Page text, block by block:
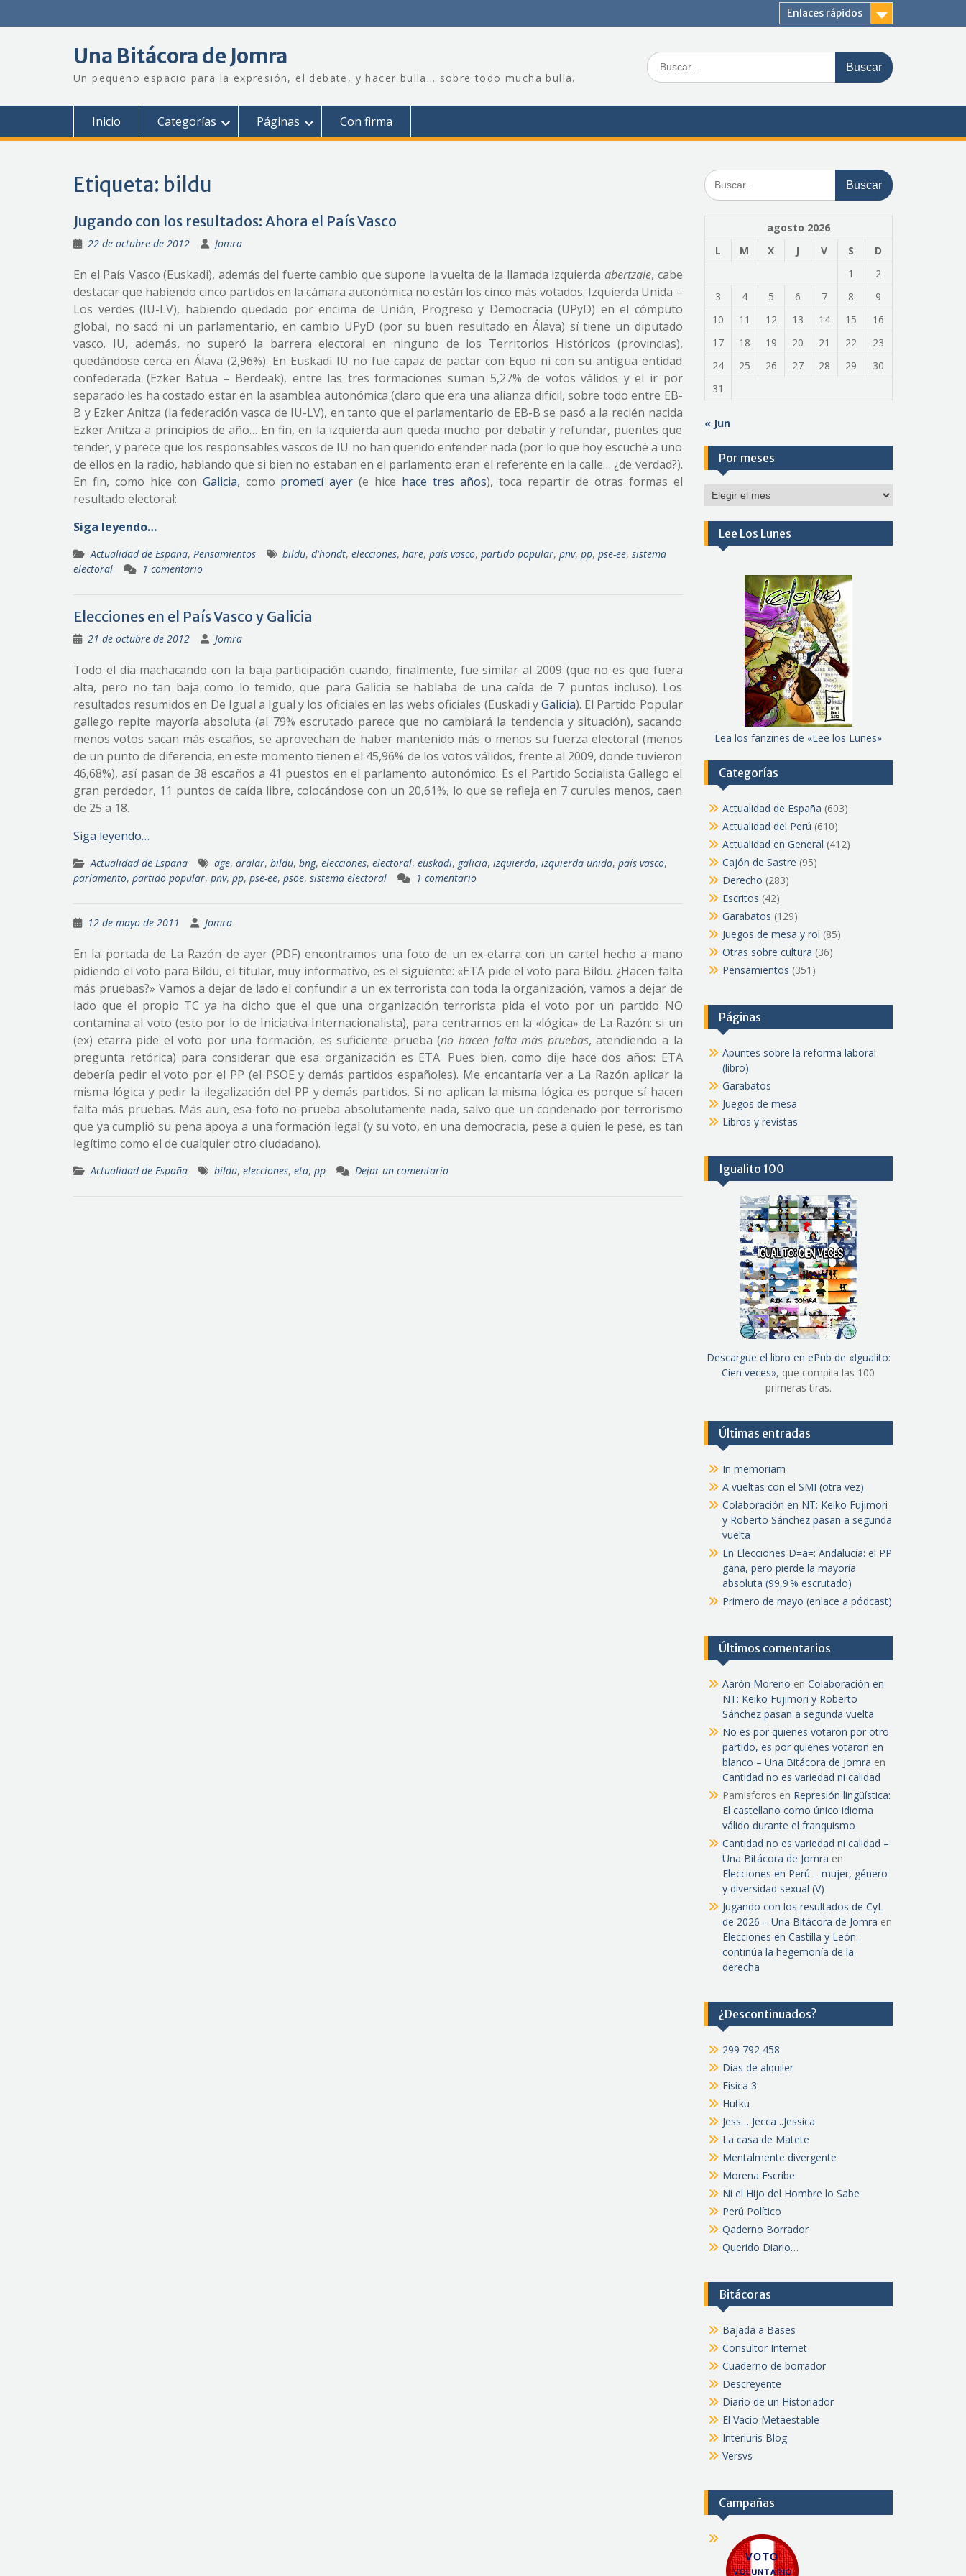
Enlaces rápidos
Una Bitácora de Jomra
Un pequeño espacio para la expresión, el debate, y hacer bulla… sobre todo mucha bulla.
Buscar:
Inicio Categorías Páginas Con firma
Etiqueta: bildu
Jugando con los resultados: Ahora el País Vasco
22 de octubre de 2012 Jomra
En el País Vasco (Euskadi), además del fuerte cambio que supone la vuelta de la llamada izquierda abertzale, cabe
destacar que habiendo cinco partidos en la cámara autonómica no están los cinco más votados. Izquierda Unida –
Los verdes (IU-LV), habiendo quedado por encima de Unión, Progreso y Democracia (UPyD) en el cómputo
global, no sacó ni un parlamentario, en cambio UPyD (por su buen resultado en Álava) sí tiene un diputado
vasco. IU, además, no superó la barrera electoral en ninguno de los Territorios Históricos (provincias),
quedándose cerca en Álava (2,96%). En Euskadi IU no fue capaz de pactar con Equo ni con su antigua entidad
confederada (Ezker Batua – Berdeak), entre las tres formaciones suman 5,27% de votos válidos y el ir por
separado les ha costado estar en la asamblea autonómica (claro que era una alianza difícil, sobre todo entre EB-
B y Ezker Anitza (la federación vasca de IU-LV), en tanto que el parlamentario de EB-B se pasó a la recién nacida
Ezker Anitza a principios de año… En fin, en la izquierda aun queda mucho por debatir y refundar, puentes que
tender, y parece que los responsables vascos de IU no han querido entender nada (por lo que hoy escuché a uno
de ellos en la radio, hablando que si bien no estaban en el parlamento eran el referente en la calle… ¿de verdad?).
En fin, como hice con Galicia, como prometí ayer (e hice hace tres años), toca repartir de otras formas el
resultado electoral:
Siga leyendo…
Actualidad de España, Pensamientos bildu, d'hondt, elecciones, hare, país vasco, partido popular, pnv, pp, pse-ee, sistema
electoral
1 comentario
Elecciones en el País Vasco y Galicia
21 de octubre de 2012 Jomra
Todo el día machacando con la baja participación cuando, finalmente, fue similar al 2009 (que no es que fuera
alta, pero no tan baja como lo temido, que para Galicia se hablaba de una caída de 7 puntos incluso). Los
resultados resumidos en De Igual a Igual y los oficiales en las webs oficiales (Euskadi yGalicia). El Partido Popular
gallego repite mayoría absoluta (al 79% escrutado parece que no cambiará la tendencia y situación), sacando
menos votos sacan más escaños, se aprovechan de haber mantenido más o menos su fuerza electoral (menos
de un punto de diferencia, en este momento tienen el 45,96% de los votos válidos, frente al 2009, donde tuvieron
46,68%), así pasan de 38 escaños a 41 puestos en el parlamento autonómico. Es el Partido Socialista Gallego el
gran perdedor, 11 puntos de caída libre, colocándose con un 20,61%, lo que se refleja en 7 curules menos, caen
de 25 a 18.
Siga leyendo…
Actualidad de España age, aralar, bildu, bng, elecciones, electoral, euskadi, galicia, izquierda, izquierda unida, país vasco,
parlamento, partido popular, pnv, pp, pse-ee, psoe, sistema electoral 1 comentario
12 de mayo de 2011 Jomra
En la portada de La Razón de ayer (PDF) encontramos una foto de un ex-etarra con un cartel hecho a mano
pidiendo el voto para Bildu, el titular, muy informativo, es el siguiente: «ETA pide el voto para Bildu. ¿Hacen falta
más pruebas?» Vamos a dejar de lado el confundir a un ex terrorista con toda la organización, vamos a dejar de
lado que el propio TC ya ha dicho que el que una organización terrorista pida el voto por un partido NO
contamina al voto (esto por lo de Iniciativa Internacionalista), para centrarnos en la «lógica» de La Razón: si un
(ex) etarra pide el voto por una formación, es suficiente prueba (no hacen falta más pruebas, atendiendo a la
pregunta retórica) para considerar que esa organización es ETA. Pues bien, como dije hace dos años: ETA
debería pedir el voto por el PP (el PSOE y demás partidos españoles). Me encantaría ver a La Razón aplicar la
misma lógica y pedir la ilegalización del PP y demás partidos. Si no aplican la misma lógica es porque sí hacen
falta más pruebas. Más aun, esa foto no prueba absolutamente nada, salvo que un condenado por terrorismo
que ya cumplió su pena apoya a una formación legal (y su voto, en una democracia, pese a quien le pese, es tan
legítimo como el de cualquier otro ciudadano).
Actualidad de España bildu, elecciones, eta, pp Dejar un comentario
Buscar:
agosto 2026
L
M X J V S
D
1
2
3
4 5 6 7 8
9
10
11 12 13 14 15
16
17
18 19 20 21 22
23
24
25 26 27 28 29
30
31
« Jun
Por meses
Por
Lee Los Lunes
Lea los fanzines de «Lee los Lunes»
Categorías
Actualidad de España (603)
Actualidad del Perú (610)
Actualidad en General (412)
Cajón de Sastre (95)
Derecho (283)
Escritos (42)
Garabatos (129)
Juegos de mesa y rol (85)
Otras sobre cultura (36)
Pensamientos (351)
Páginas
Apuntes sobre la reforma laboral
(libro)
Garabatos
Juegos de mesa
Libros y revistas
Igualito 100
Descargue el libro en ePub de «Igualito:
Cien veces», que compila las 100
primeras tiras.
Últimas entradas
In memoriam
A vueltas con el SMI (otra vez)
Colaboración en NT: Keiko Fujimori
y Roberto Sánchez pasan a segunda
vuelta
En Elecciones D=a=: Andalucía: el PP
gana, pero pierde la mayoría
absoluta (99,9 % escrutado)
Primero de mayo (enlace a pódcast)
Últimos comentarios
Aarón Moreno en Colaboración en
NT: Keiko Fujimori y Roberto
Sánchez pasan a segunda vuelta
No es por quienes votaron por otro
partido, es por quienes votaron en
blanco – Una Bitácora de Jomra en
Cantidad no es variedad ni calidad
Pamisforos en Represión lingüística:
El castellano como único idioma
válido durante el franquismo
Cantidad no es variedad ni calidad –
Una Bitácora de Jomra en
Elecciones en Perú – mujer, género
y diversidad sexual (V)
Jugando con los resultados de CyL
de 2026 – Una Bitácora de Jomra en
Elecciones en Castilla y León:
continúa la hegemonía de la
derecha
¿Descontinuados?
299 792 458
Días de alquiler
Física 3
Hutku
Jess… Jecca ..Jessica
La casa de Matete
Mentalmente divergente
Morena Escribe
Ni el Hijo del Hombre lo Sabe
Perú Político
Qaderno Borrador
Querido Diario…
Bitácoras
Bajada a Bases
Consultor Internet
Cuaderno de borrador
Descreyente
Diario de un Historiador
El Vacío Metaestable
Interiuris Blog
Versvs
Campañas